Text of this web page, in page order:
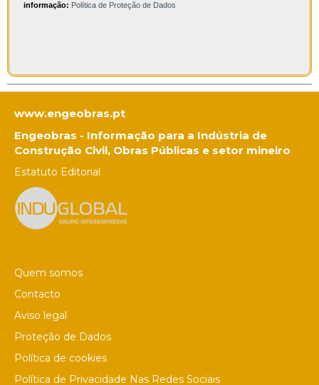
informação: Política de Proteção de Dados
www.engeobras.pt
Engeobras - Informação para a Indústria de
Construção Civil, Obras Públicas e setor mineiro
Estatuto Editorial
Quem somos
Contacto
Aviso legal
Proteção de Dados
Política de cookies
Política de Privacidade Nas Redes Sociais